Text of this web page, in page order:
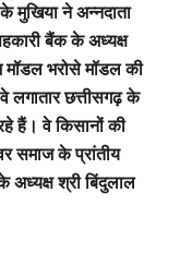
मुखिया ने अन्नदाता
बैंक के अध्यक्ष
भरोसे मॉडल की
लगातार छत्तीसगढ़ के
हैं। वे किसानों की
समाज के प्रांतीय
अध्यक्ष श्री बिंदुलाल